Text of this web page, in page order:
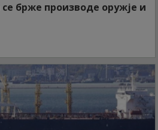
брже производе оружје и